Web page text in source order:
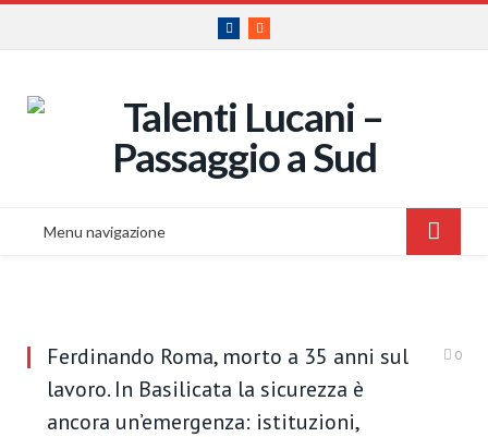
Facebook
RSS
Menu navigazione
Ferdinando Roma, morto a 35 anni sul
lavoro. In Basilicata la sicurezza è
ancora un’emergenza: istituzioni,
0